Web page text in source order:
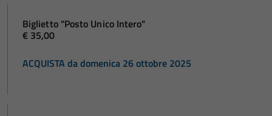
Biglietto "Posto Unico Intero"
€ 35,00
ACQUISTA da domenica 26 ottobre 2025